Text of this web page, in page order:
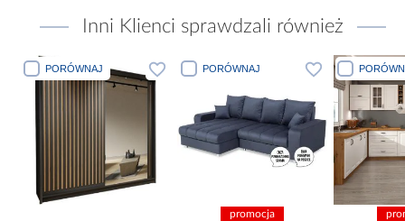
Inni Klienci sprawdzali również
PORÓWNAJ PORÓWNAJ
promocja